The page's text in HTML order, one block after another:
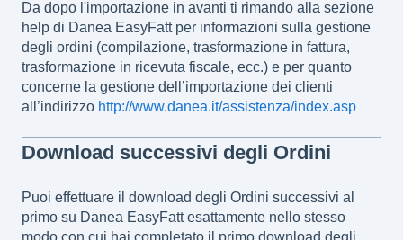
Da dopo l'importazione in avanti ti rimando alla sezione
help di Danea EasyFatt per informazioni sulla gestione
degli ordini (compilazione, trasformazione in fattura,
trasformazione in ricevuta fiscale, ecc.) e per quanto
concerne la gestione dell’importazione dei clienti
all’indirizzo http://www.danea.it/assistenza/index.asp
Download successivi degli Ordini
Puoi effettuare il download degli Ordini successivi al
primo su Danea EasyFatt esattamente nello stesso
modo con cui hai completato il primo download degli